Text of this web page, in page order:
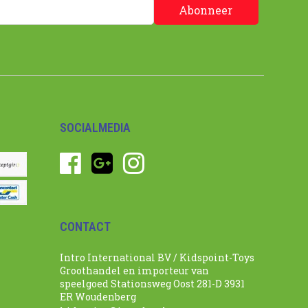
Abonneer
SOCIALMEDIA
CONTACT
Intro International BV / Kidspoint-Toys
Groothandel en importeur van
speelgoed Stationsweg Oost 281-D 3931
ER Woudenberg